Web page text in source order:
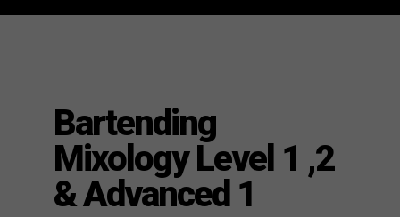
Bartending
Mixology Level 1 ,2
& Advanced 1